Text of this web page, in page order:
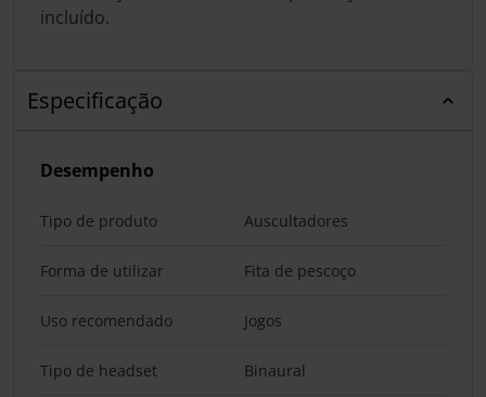
incluído.
Especificação
Desempenho
Tipo de produto Auscultadores
Forma de utilizar Fita de pescoço
Uso recomendado Jogos
Tipo de headset Binaural